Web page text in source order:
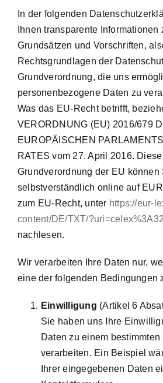
In der folgenden
Ihnen transparente
Grundsätzen und Vorschriften,
Rechtsgrundlagen der
Grundverordnung, die uns
personenbezogene Daten zu
Was das EU-Recht betrifft,
VERORDNUNG (EU) 2016/679
EUROPÄISCHEN
RATES vom 27. April 2016.
Grundverordnung der EU können
selbstverständlich online auf
zum EU-Recht, unter https://eur-
content/DE/TXT/
nachlesen.
Wir verarbeiten Ihre Daten nur,
eine der folgenden Bedingungen
Einwilligung (Artikel 6
Sie haben uns Ihre
Daten zu einem bestimmten
verarbeiten. Ein Beispiel
Ihrer eingegebenen Daten